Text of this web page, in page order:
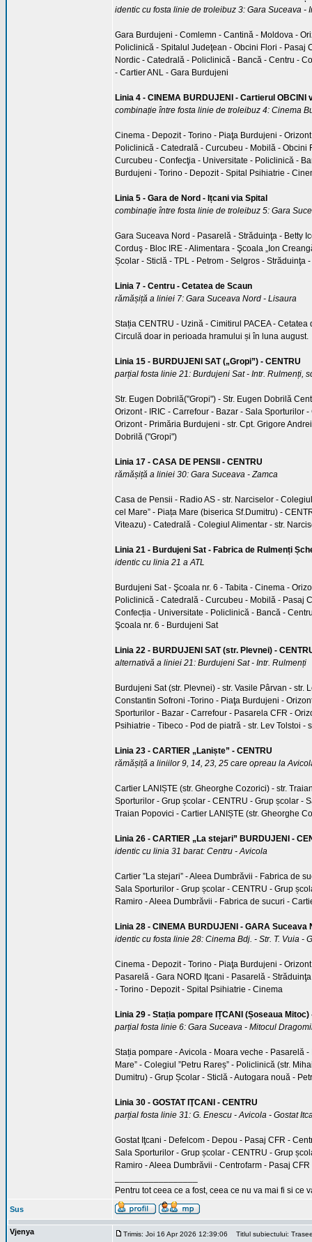
identic cu fosta linie de troleibuz 3: Gara Suceava -
Gara Burdujeni - Comlemn - Cantină - Moldova -
Policlinică - Spitalul Judeţean - Obcini Flori - Pasaj
Nordic - Catedrală - Policlinică - Bancă - Centru -
- Cartier ANL - Gara Burdujeni
Linia 4 - CINEMA BURDUJENI - Cartierul OBCINI
combinație între fosta linie de troleibuz 4: Cinema
Cinema - Depozit - Torino - Piaţa Burdujeni -
Policlinică - Catedrală - Curcubeu - Mobilă - Obcini
Curcubeu - Confecţia - Universitate - Policlinică -
Burdujeni - Torino - Depozit - Spital Psihiatrie -
Linia 5 - Gara de Nord - Ițcani via Spital
combinație între fosta linie de troleibuz 5: Gara
Gara Suceava Nord - Pasarelă - Străduinţa - Betty
Corduş - Bloc IRE - Alimentara - Şcoala „Ion
Școlar - Sticlă - TPL - Petrom - Selgros - Străduinţa
Linia 7 - Centru - Cetatea de Scaun
rămășiță a liniei 7: Gara Suceava Nord - Lisaura
Stația CENTRU - Uzină - Cimitirul PACEA -
Circulă doar in perioada hramului și în luna august.
Linia 15 - BURDUJENI SAT („Gropi”) - CENTRU
parțial fosta linie 21: Burdujeni Sat - Intr. Rulmenți,
Str. Eugen Dobrilă("Gropi") - Str. Eugen Dobrilă
Orizont - IRIC - Carrefour - Bazar - Sala Sporturilor
Orizont - Primăria Burdujeni - str. Cpt. Grigore
Dobrilă ("Gropi")
Linia 17 - CASA DE PENSII - CENTRU
rămășiță a liniei 30: Gara Suceava - Zamca
Casa de Pensii - Radio AS - str. Narciselor -
cel Mare” - Piața Mare (biserica Sf.Dumitru) -
Viteazu) - Catedrală - Colegiul Alimentar - str.
Linia 21 - Burdujeni Sat - Fabrica de Rulmenți
identic cu linia 21 a ATL
Burdujeni Sat - Şcoala nr. 6 - Tabita - Cinema -
Policlinică - Catedrală - Curcubeu - Mobilă - Pasaj
Confecția - Universitate - Policlinică - Bancă -
Şcoala nr. 6 - Burdujeni Sat
Linia 22 - BURDUJENI SAT (str. Plevnei) -
alternativă a liniei 21: Burdujeni Sat - Intr. Rulmenți
Burdujeni Sat (str. Plevnei) - str. Vasile Pârvan -
Constantin Sofroni -Torino - Piaţa Burdujeni -
Sporturilor - Bazar - Carrefour - Pasarela CFR -
Psihiatrie - Tibeco - Pod de piatră - str. Lev Tolstoi -
Linia 23 - CARTIER „Laniște” - CENTRU
rămășiță a liniilor 9, 14, 23, 25 care opreau la
Cartier LANIȘTE (str. Gheorghe Cozorici) - str.
Sporturilor - Grup școlar - CENTRU - Grup școlar -
Traian Popovici - Cartier LANIȘTE (str. Gheorghe
Linia 26 - CARTIER „La stejari” BURDUJENI -
identic cu linia 31 barat: Centru - Avicola
Cartier ”La stejari” - Aleea Dumbrăvii - Fabrica de
Sala Sporturilor - Grup școlar - CENTRU - Grup
Ramiro - Aleea Dumbrăvii - Fabrica de sucuri -
Linia 28 - CINEMA BURDUJENI - GARA Suceava
identic cu fosta linie 28: Cinema Bdj. - Str. T. Vuia -
Cinema - Depozit - Torino - Piaţa Burdujeni -
Pasarelă - Gara NORD Iţcani - Pasarelă -
- Torino - Depozit - Spital Psihiatrie - Cinema
Linia 29 - Stația pompare IȚCANI (Șoseaua Mitoc)
parțial fosta linie 6: Gara Suceava - Mitocul
Stația pompare - Avicola - Moara veche - Pasarelă
Mare” - Colegiul ”Petru Rareș” - Policlinică (str.
Dumitru) - Grup Școlar - Sticlă - Autogara nouă -
Linia 30 - GOSTAT IŢCANI - CENTRU
parțial fosta linie 31: G. Enescu - Avicola - Gostat
Gostat Iţcani - Defelcom - Depou - Pasaj CFR -
Sala Sporturilor - Grup școlar - CENTRU - Grup
Ramiro - Aleea Dumbrăvii - Centrofarm - Pasaj
Pentru tot ceea ce a fost, ceea ce nu va mai fi si ce
Sus
Vjenya Trimis: Joi 16 Apr 2026 12:39:06 Titlul subiectului: